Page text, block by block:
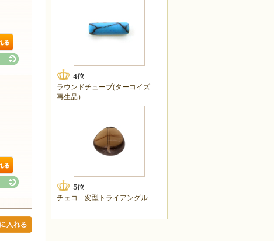
ラウンドチューブ(ターコイズ
再生品）
チェコ 変型トライアングル